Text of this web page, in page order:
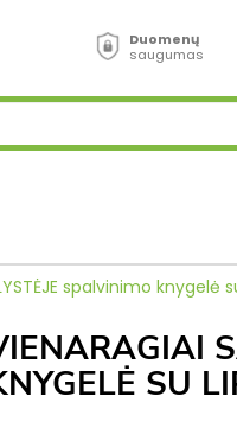
Duomenų
saugumas
spalvinimo knygelė
SU